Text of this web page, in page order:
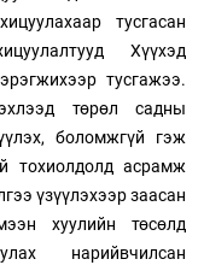
тусгасан
Хүүхэд
тусгажээ.
төрөл садны
боломжгүй гэж
тохиолдолд асрамж
үзүүлэхээр заасан
хуулийн төсөлд
нарийвчилсан